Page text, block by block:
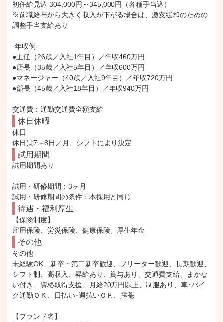
初任給見込 304,000円～345,000円（各種手当込）
※前職給与から大きく収入が下がる場合は、激変緩和のための
調整手当支給あり
-年収例-
●主任（26歳／入社1年目）／年収460万円
●店長（35歳／入社5年目）／年収600万円
●マネージャー（40歳／入社9年目）／年収720万円
●部長（45歳／入社18年目）／年収940万円
交通費：通勤交通費全額支給
休日休暇
休日
休日は7～8日／月、シフトにより決定
試用期間
試用期間あり
試用・研修期間：3ヶ月
待遇・福利厚生
【保険制度】
雇用保険、労災保険、健康保険、厚生年金
その他
その他
未経験OK、新卒・第二新卒歓迎、フリーター歓迎、長期歓迎、
シフト制、高収入、昇給あり、賞与あり、交通費支給、まかな
い付き、資格取得支援、月給20万円以上、制服あり、車･バイ
ク通勤ＯＫ、日払い･週払いＯＫ、露菴
【ブランド名】